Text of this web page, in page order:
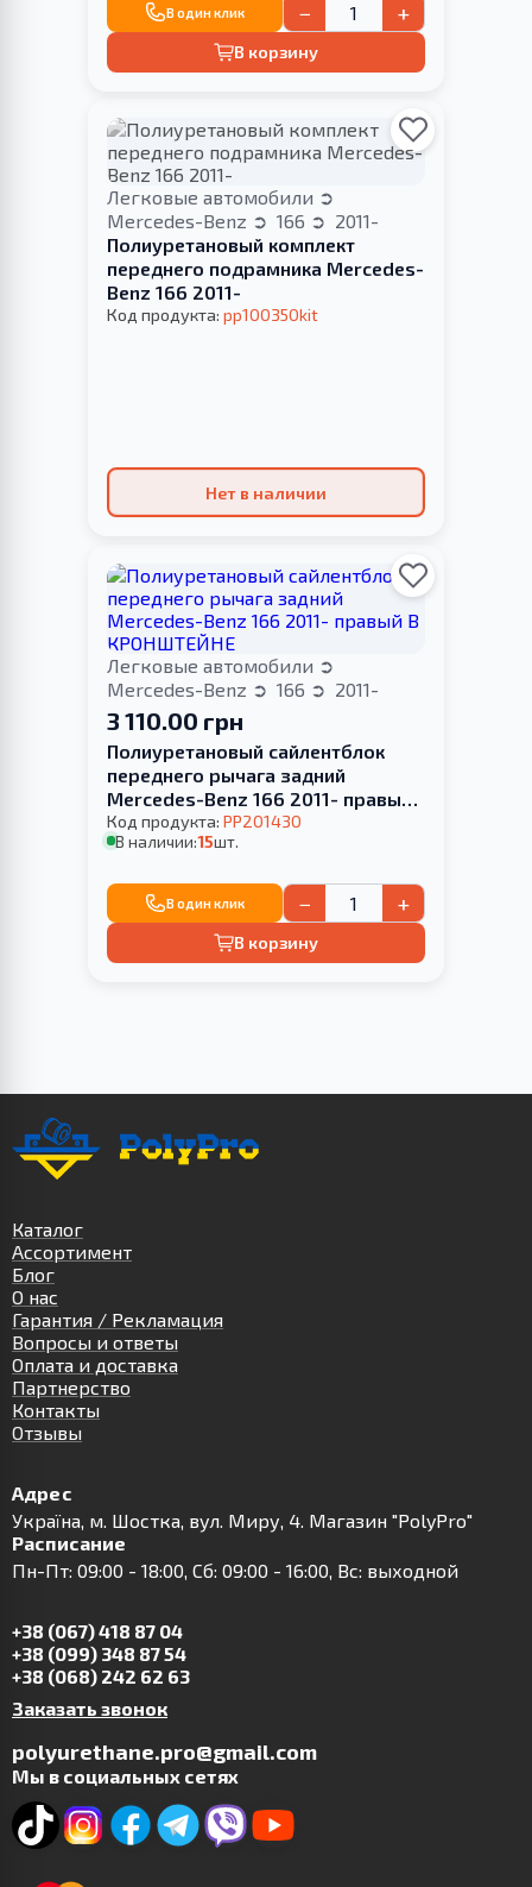
В один клик − +
В корзину
Легковые автомобили
Mercedes-Benz
166
2011-
Полиуретановый комплект
переднего подрамника Mercedes-
Benz 166 2011-
Код продукта: pp100350kit
Нет в наличии
Легковые автомобили
Mercedes-Benz
166 2011-
3 110.00 грн
Полиуретановый сайлентблок
переднего рычага задний
Mercedes-Benz 166 2011- правый
В КРОНШТЕЙНЕ
Код продукта: PP201430
В наличии:15шт.
В один клик − +
В корзину
Каталог
Ассортимент
Блог
О нас
Гарантия / Рекламация
Вопросы и ответы
Оплата и доставка
Партнерство
Контакты
Отзывы
Адрес
Українa, м. Шостка, вул. Миру, 4. Магазин "PolyPro"
Расписание
Пн-Пт: 09:00 - 18:00, Сб: 09:00 - 16:00, Вс: выходной
+38 (067) 418 87 04
+38 (099) 348 87 54
+38 (068) 242 62 63
Заказать звонок
polyurethane.pro@gmail.com
Мы в социальных сетях